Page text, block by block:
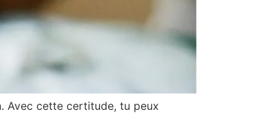
Avec cette certitude, tu peux